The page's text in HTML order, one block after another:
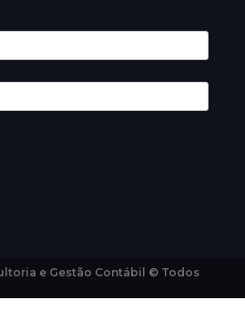
e Gestão Contábil © Todos